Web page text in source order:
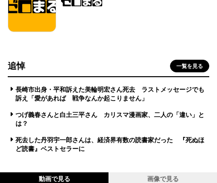
追悼 一覧を見る
長崎市出身・平和訴えた美輪明宏さん死去 ラストメッセージでも
訴え「愛があれば 戦争なんか起こりません」
つげ義春さんと白土三平さん カリスマ漫画家、二人の「違い」と
は？
死去した丹羽宇一郎さんは、経済界有数の読書家だった 『死ぬほ
ど読書』ベストセラーに
動画で見る 画像で見る